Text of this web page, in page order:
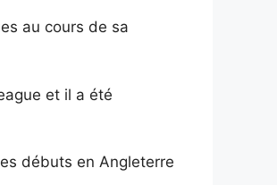
au cours de sa
et il a été
débuts en Angleterre